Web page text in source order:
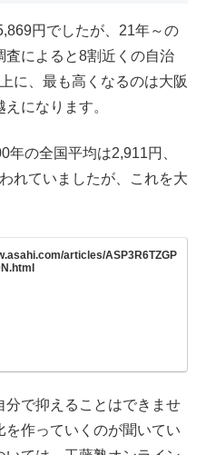
円でしたが、21年～の
査によると8割近くの自治
に、最も高くなるのは大阪
になります。
の全国平均は2,911円、
れていましたが、これを大
articles/ASP3R6TZGP
分で抑えることはできませ
を作っていくのが聞いてい